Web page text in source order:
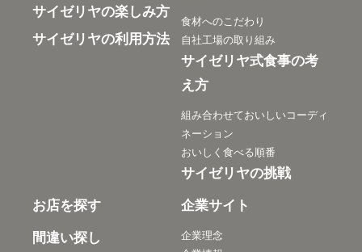
サイゼリヤの楽しみ方
サイゼリヤの利用方法
食材へのこだわり
自社工場の取り組み
サイゼリヤ式食事の考
え方
組み合わせておいしいコーディ
ネーション
おいしく食べる順番
サイゼリヤの挑戦
お店を探す
間違い探し
企業サイト
企業理念